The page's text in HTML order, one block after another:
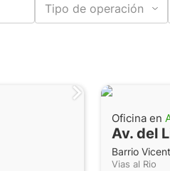
Tipo de operación
Oficina en
Av. del
Barrio
Vias al Rio